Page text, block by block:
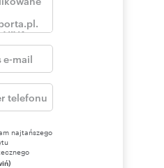
najtańszego